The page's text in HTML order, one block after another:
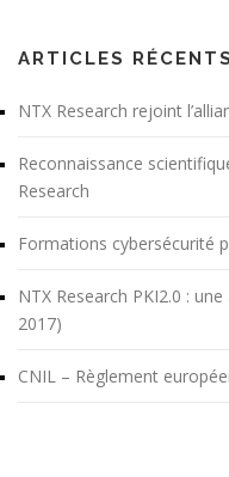
ARTICLES RÉCENTS
NTX Research rejoint
Reconnaissance
Research
Formations cybersécurité
NTX Research PKI2.0 :
2017)
CNIL – Règlement